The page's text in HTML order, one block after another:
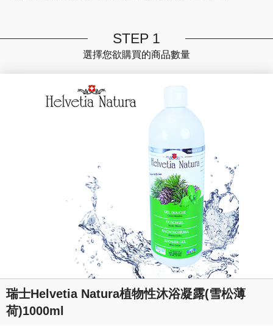
STEP 1
選擇您欲購買的商品數量
瑞士Helvetia Natura植物性沐浴凝露(雪松薄
荷)1000ml